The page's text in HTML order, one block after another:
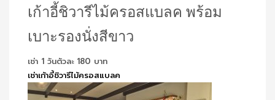
เก้าอี้ชิวารีไม้ครอสแบลค พร้อม
เบาะรองนั่งสีขาว
เช่า 1 วันตัวละ 180 บาท
เช่าเก้าอี้ชิวารีไม้ครอสแบลค